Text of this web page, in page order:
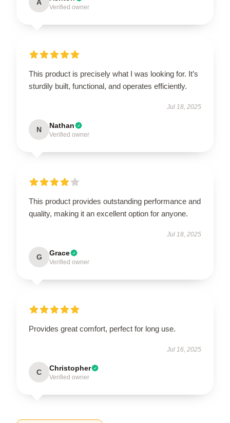
A
Verified owner
This product is precisely what I was looking for. It’s
sturdily built, functional, and operates efficiently.
Jul 18, 2025
N Nathan
Verified owner
This product provides outstanding performance and
quality, making it an excellent option for anyone.
Jul 18, 2025
G Grace
Verified owner
Provides great comfort, perfect for long use.
Jul 16, 2025
C Christopher
Verified owner